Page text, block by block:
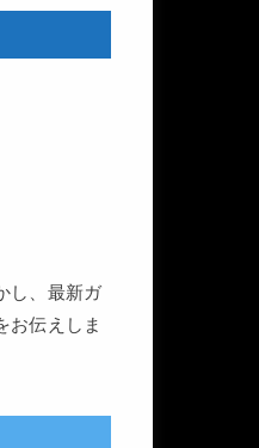
し、最新ガ
お伝えしま